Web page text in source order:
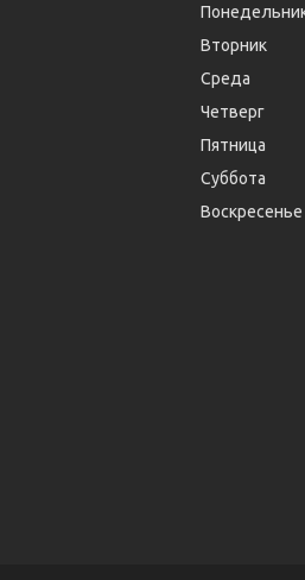
Вторник
Среда
Четверг
Пятница
Суббота
Воскресенье